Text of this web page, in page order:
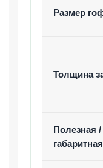
Размер
Толщина
Полезная /